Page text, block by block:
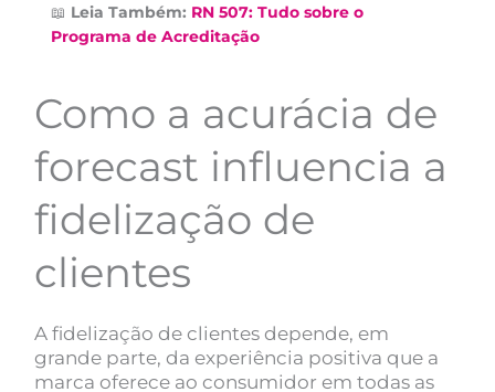
📖 Leia Também: RN 507: Tudo sobre o
Programa de Acreditação
Como a acurácia de
forecast influencia a
fidelização de
clientes
A fidelização de clientes depende, em
grande parte, da experiência positiva que a
marca oferece ao consumidor em todas as